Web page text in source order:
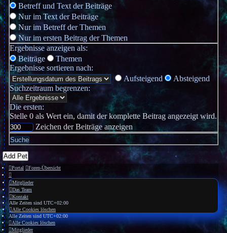
Betreff und Text der Beiträge
Nur im Text der Beiträge
Nur im Betreff der Themen
Nur im ersten Beitrag der Themen
Ergebnisse anzeigen als:
Beiträge
Themen
Ergebnisse sortieren nach:
Aufsteigend
Absteigend
Suchzeitraum begrenzen:
Die ersten:
Stelle 0 als Wert ein, damit der komplette Beitrag angezeigt wird.
Zeichen der Beiträge anzeigen
Add Pet
Portal Foren-Übersicht
Mitglieder
Das Team
Kontakt
Alle Zeiten sind UTC+02:00
Alle Cookies löschen
Alle Zeiten sindUTC+02:00
Alle Cookies löschen
Mitglieder